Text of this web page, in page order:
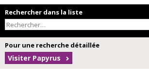
Rechercher dans la liste
Pour une recherche détaillée
Visiter Papyrus